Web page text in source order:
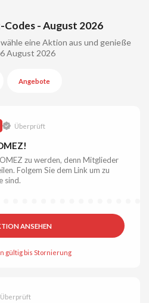
- August 2026
eine Aktion aus und genieße
August 2026
Angebote
Überprüft
zu werden, denn Mitglieder
Folgem Sie dem Link um zu
sind.
ANSEHEN
gültig bis Stornierung
Überprüft